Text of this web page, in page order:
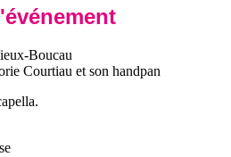
Boucau
Courtiau et son handpan